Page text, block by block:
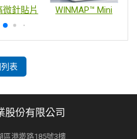
微針貼片 WINMAP™ Mini
列表
股份有限公司
區港墘路185號3樓